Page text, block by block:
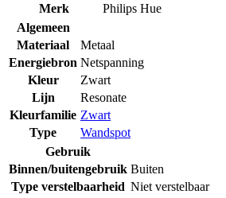
Merk
Philips Hue
Algemeen
Materiaal
Metaal
Energiebron Netspanning
Kleur
Zwart
Lijn
Resonate
Kleurfamilie Zwart
Type
Wandspot
Gebruik
Binnen/buitengebruik Buiten
Type verstelbaarheid Niet verstelbaar